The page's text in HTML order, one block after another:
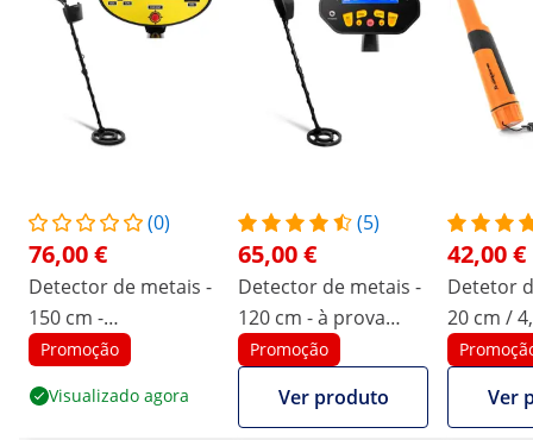
(0)
76,00 €
Detector de metais -
150 cm -
impermeável -
Promoção
Visualizado agora
(5)
65,00 €
Detector de metais -
120 cm - à prova
d'água
Promoção
Ver produto
42,00 €
Detetor
20 cm /
- LED
Ver